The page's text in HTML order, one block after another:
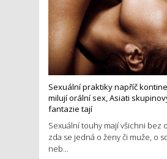
Sexuální praktiky napříč
milují orální sex, Asiati
fantazie tají
Sexuální touhy mají všichni bez
zda se jedná o ženy či muže, o
neb...